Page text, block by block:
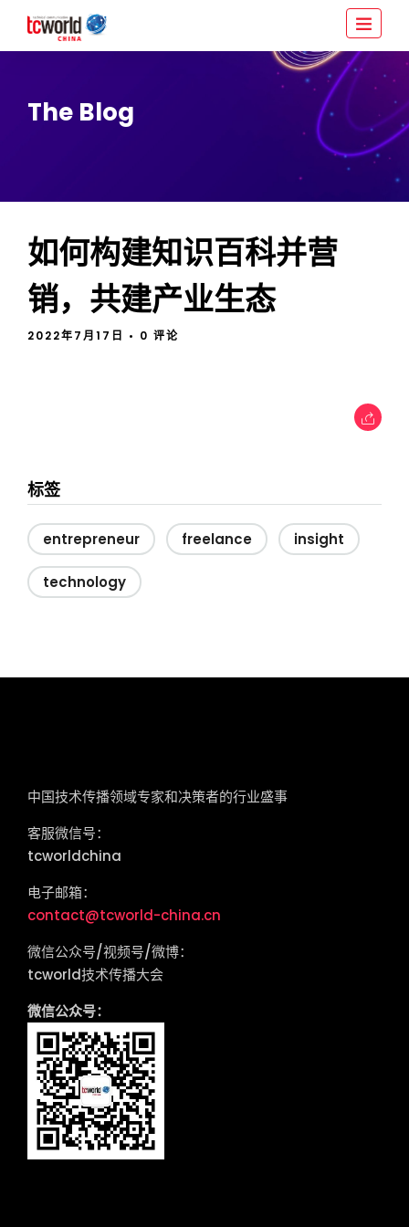
The Blog
如何构建知识百科并营
销，共建产业生态
2022年7月17日 • 0 评论
标签
entrepreneur freelance insight
technology
中国技术传播领域专家和决策者的行业盛事
客服微信号：
tcworldchina
电子邮箱：
contact@tcworld-china.cn
微信公众号/视频号/微博：
tcworld技术传播大会
微信公众号：